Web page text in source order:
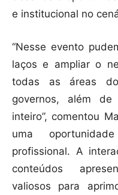
e institucional no
“Nesse evento
laços e ampliar o
todas as áreas
governos, além
inteiro”, comentou
uma
profissional. A
conteúdos
valiosos para